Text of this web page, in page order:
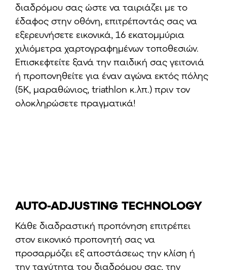
διαδρόμου σας ώστε να ταιριάζει με το
έδαφος στην οθόνη, επιτρέποντάς σας να
εξερευνήσετε εικονικά, 16 εκατομμύρια
χιλιόμετρα χαρτογραφημένων τοποθεσιών.
Επισκεφτείτε ξανά την παιδική σας γειτονιά
ή προπονηθείτε για έναν αγώνα εκτός πόλης
(5K, μαραθώνιος, triathlon κ.λπ.) πριν τον
ολοκληρώσετε πραγματικά!
AUTO-ADJUSTING TECHNOLOGY
Κάθε διαδραστική προπόνηση επιτρέπει
στον εικονικό προπονητή σας να
προσαρμόζει εξ αποστάσεως την κλίση ή
την ταχύτητα του διαδρόμου σας, την